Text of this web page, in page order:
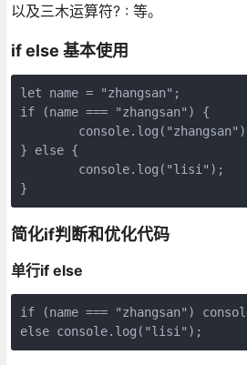
以及三木运算符? : 等。
if else 基本使用
let name = "zhangsan";
if (name === "zhangsan") {
} else {
}
简化if判断和优化代码
单行if else
if (name === "zhangsan")
else console.log("lisi");